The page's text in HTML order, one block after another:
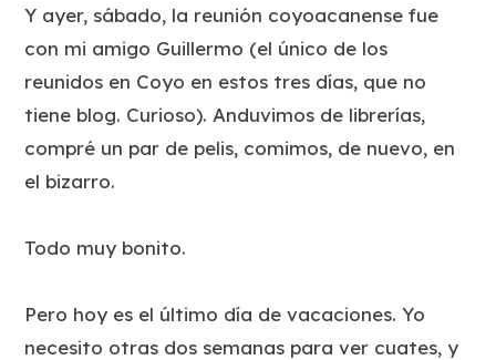
Y ayer, sábado, la reunión coyoacanense fue
con mi amigo Guillermo (el único de los
reunidos en Coyo en estos tres días, que no
tiene blog. Curioso). Anduvimos de librerías,
compré un par de pelis, comimos, de nuevo, en
el bizarro.
Todo muy bonito.
Pero hoy es el último día de vacaciones. Yo
necesito otras dos semanas para ver cuates, y